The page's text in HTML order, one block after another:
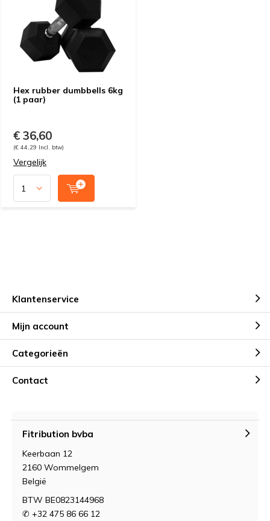
Hex rubber dumbbells 6kg
(1 paar)
€ 36,60
(€ 44,29 Incl. btw)
Vergelijk
Klantenservice
Mijn account
Categorieën
Contact
Fitribution bvba
Keerbaan 12
2160 Wommelgem
België
BTW BE0823144968
✆ +32 475 86 66 12